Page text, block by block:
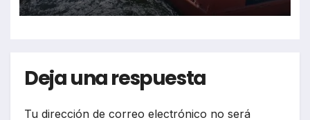
Deja una respuesta
Tu dirección de correo electrónico no será